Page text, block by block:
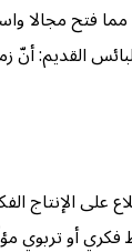
فتح مجالا
القديم: أنّ
الإنتاج
أو تربوي